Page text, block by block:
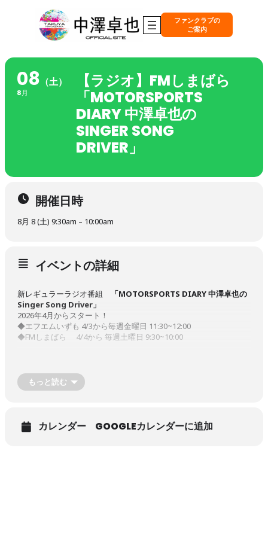
ファンクラブの
ご案内
08 （土）
8月
【ラジオ】FMしまばら
「MOTORSPORTS
DIARY 中澤卓也の
SINGER SONG
DRIVER」
開催日時
8月 8 (土) 9:30am – 10:00am
イベントの詳細
新レギュラーラジオ番組
「MOTORSPORTS DIARY 中澤卓也の
Singer Song Driver」
2026年4月からスタート！
◆エフエムいずも 4/3から毎週金曜日 11:30~12:00
◆FMしまばら 4/4から 毎週土曜日 9:30~10:00
もっと読む
カレンダー GOOGLEカレンダーに追加